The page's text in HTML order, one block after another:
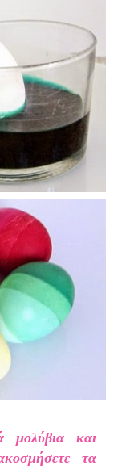
μολύβια και
τα